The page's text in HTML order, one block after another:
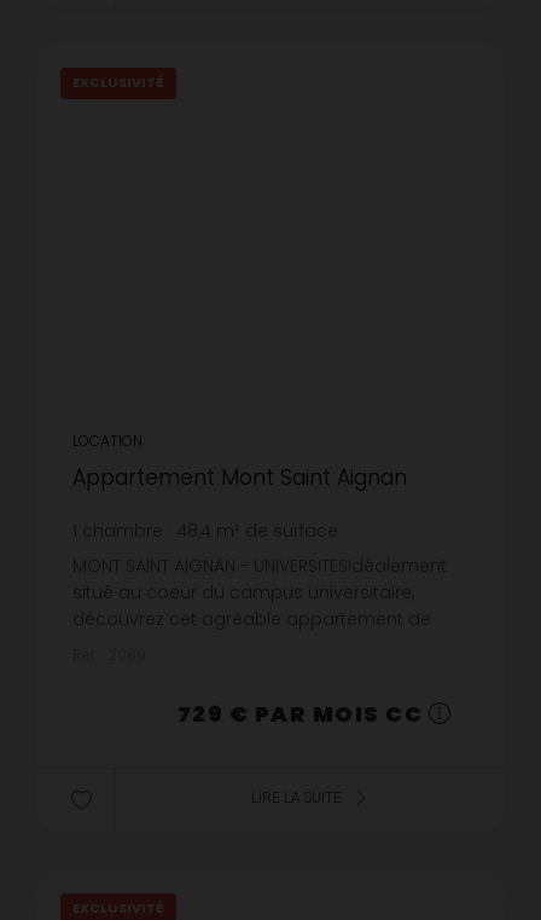
EXCLUSIVITÉ
LOCATION
Appartement Mont Saint Aignan
1 chambre 48,4 m² de surface
15,06 €prix / m²
MONT SAINT AIGNAN - UNIVERSITESIdéalement
situé au coeur du campus universitaire,
découvrez cet agréable appartement de
729 € PAR MOIS CC
LIRE LA SUITE
EXCLUSIVITÉ